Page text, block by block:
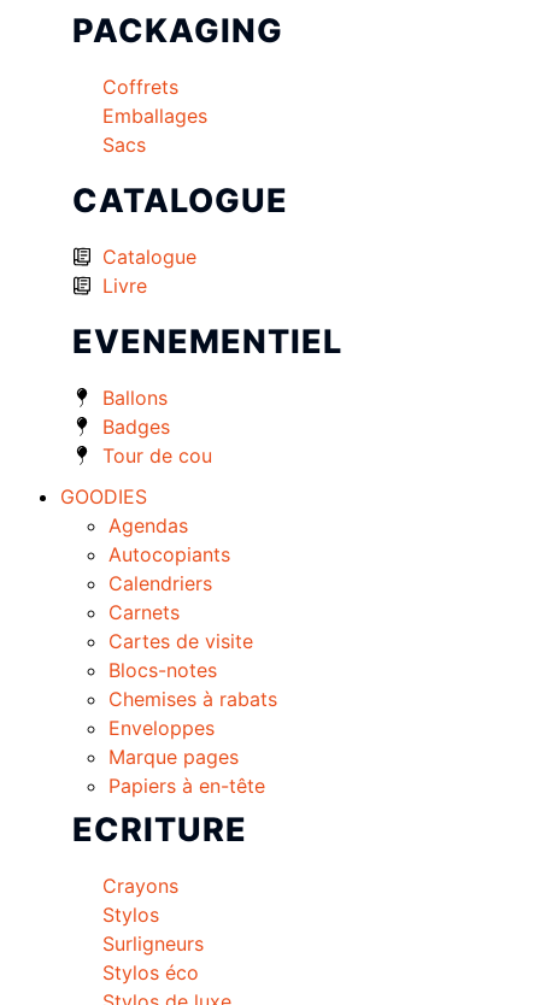
PACKAGING
Coffrets
Emballages
Sacs
CATALOGUE
Catalogue
Livre
EVENEMENTIEL
Ballons
Badges
Tour de cou
GOODIES
Agendas
Autocopiants
Calendriers
Carnets
Cartes de visite
Blocs-notes
Chemises à rabats
Enveloppes
Marque pages
Papiers à en-tête
ECRITURE
Crayons
Stylos
Surligneurs
Stylos éco